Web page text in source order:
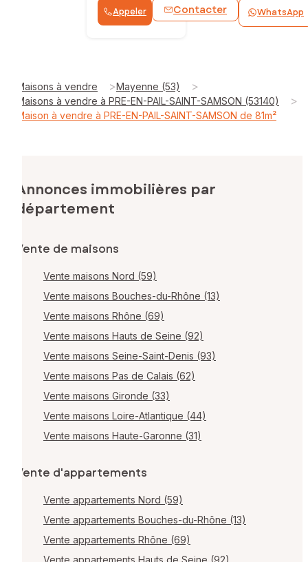
Appeler Contacter WhatsApp
Maisons à vendre >Mayenne (53) >
Maisons à vendre à PRE-EN-PAIL-SAINT-SAMSON (53140) >
Maison à vendre à PRE-EN-PAIL-SAINT-SAMSON de 81m²
Annonces immobilières par
département
Vente de maisons
Vente maisons Nord (59)
Vente maisons Bouches-du-Rhône (13)
Vente maisons Rhône (69)
Vente maisons Hauts de Seine (92)
Vente maisons Seine-Saint-Denis (93)
Vente maisons Pas de Calais (62)
Vente maisons Gironde (33)
Vente maisons Loire-Atlantique (44)
Vente maisons Haute-Garonne (31)
Vente d'appartements
Vente appartements Nord (59)
Vente appartements Bouches-du-Rhône (13)
Vente appartements Rhône (69)